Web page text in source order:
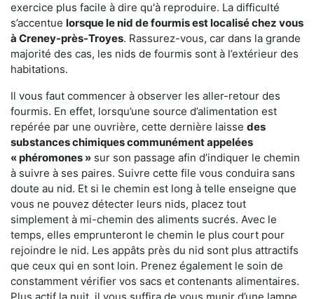
exercice plus facile à dire qu'à reproduire. La difficulté
s’accentue lorsque le nid de fourmis est localisé chez vous
à Creney-près-Troyes. Rassurez-vous, car dans la grande
majorité des cas, les nids de fourmis sont à l’extérieur des
habitations.
Il vous faut commencer à observer les aller-retour des
fourmis. En effet, lorsqu’une source d’alimentation est
repérée par une ouvrière, cette dernière laisse des
substances chimiques communément appelées
« phéromones » sur son passage afin d’indiquer le chemin
à suivre à ses paires. Suivre cette file vous conduira sans
doute au nid. Et si le chemin est long à telle enseigne que
vous ne pouvez détecter leurs nids, placez tout
simplement à mi-chemin des aliments sucrés. Avec le
temps, elles emprunteront le chemin le plus court pour
rejoindre le nid. Les appâts près du nid sont plus attractifs
que ceux qui en sont loin. Prenez également le soin de
constamment vérifier vos sacs et contenants alimentaires.